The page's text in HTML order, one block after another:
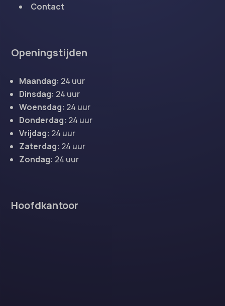
Contact
Openingstijden
Maandag: 24 uur
Dinsdag: 24 uur
Woensdag: 24 uur
Donderdag: 24 uur
Vrijdag: 24 uur
Zaterdag: 24 uur
Zondag: 24 uur
Hoofdkantoor